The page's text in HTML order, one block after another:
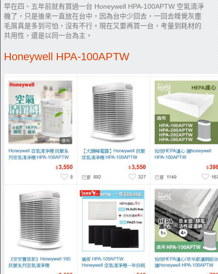
早在四、五年前就有買過一台 Honeywell HPA-100APTW 空氣清淨
機了，只是後來一直放在台中，因為台中少回去，一回去睡覺灰塵
毛屑真是多到可怕，沒有不行。現在又要再買一台，考量到耗材的
共用性，還是以同一台為主。
Honeywell HPA-100APTW